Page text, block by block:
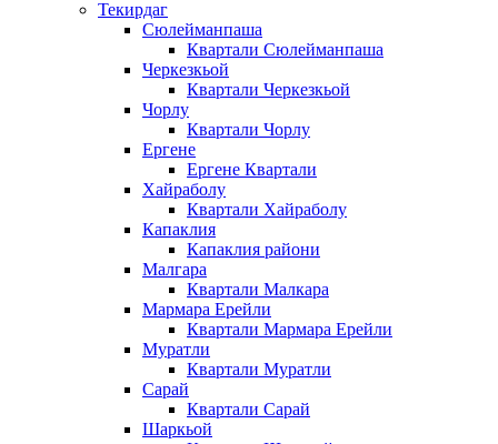
Текирдаг
Сюлейманпаша
Квартали Сюлейманпаша
Черкезкьой
Квартали Черкезкьой
Чорлу
Квартали Чорлу
Ергене
Ергене Квартали
Хайраболу
Квартали Хайраболу
Капаклия
Капаклия райони
Малгара
Квартали Малкара
Мармара Ерейли
Квартали Мармара Ерейли
Муратли
Квартали Муратли
Сарай
Квартали Сарай
Шаркьой